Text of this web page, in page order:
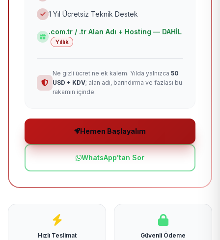
1 Yıl Ücretsiz Teknik Destek
.com.tr / .tr Alan Adı + Hosting — DAHİL
Yıllık
Ne gizli ücret ne ek kalem. Yılda yalnızca 50
USD + KDV; alan adı, barındırma ve fazlası bu
rakamın içinde.
Hemen Başlayalım
WhatsApp'tan Sor
Hızlı Teslimat
Güvenli Ödeme